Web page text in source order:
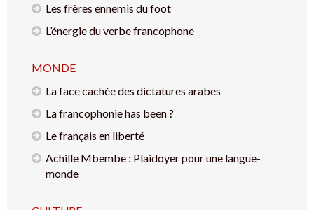
Les frères ennemis du foot
L’énergie du verbe francophone
MONDE
La face cachée des dictatures arabes
La francophonie has been ?
Le français en liberté
Achille Mbembe : Plaidoyer pour une langue-
monde